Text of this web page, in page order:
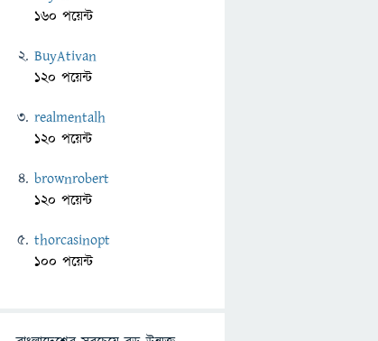
160 পয়েন্ট
BuyAtivan
120 পয়েন্ট
realmentalh
120 পয়েন্ট
brownrobert
120 পয়েন্ট
thorcasinopt
100 পয়েন্ট